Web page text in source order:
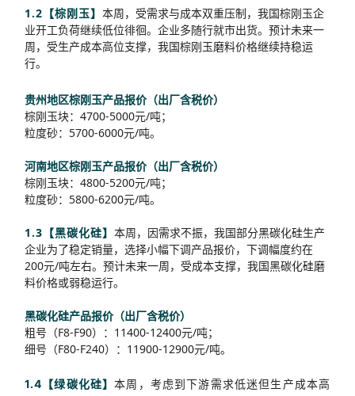
1.2【棕刚玉】 本周，受需求与成本双重压制，我国棕刚玉企
业开工负荷继续低位徘徊。企业多随行就市出货。预计未来一
周，受生产成本高位支撑，我国棕刚玉磨料价格继续持稳运
行。
贵州地区棕刚玉产品报价（出厂含税价）
棕刚玉块：4700-5000元/吨；
粒度砂：5700-6000元/吨。
河南地区棕刚玉产品报价（出厂含税价）
棕刚玉块：4800-5200元/吨；
粒度砂：5800-6200元/吨。
1.3【黑碳化硅】 本周，因需求不振，我国部分黑碳化硅生产
企业为了稳定销量，选择小幅下调产品报价，下调幅度约在
200元/吨左右。预计未来一周，受成本支撑，我国黑碳化硅磨
料价格或弱稳运行。
黑碳化硅产品报价（出厂含税价）
粗号（F8-F90）：11400-12400元/吨；
细号（F80-F240）：11900-12900元/吨。
1.4【绿碳化硅】本周，考虑到下游需求低迷但生产成本高